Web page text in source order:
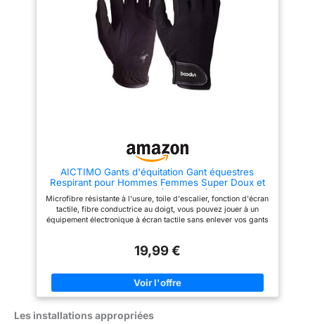
pratiques sont spécialement
adaptés aux petites mains des
enfants et faciles à saisir
Design coloré : Le coffre de
pansage est disponible dans
des couleurs vives qui plaisent
aux enfants, tels le violet et le
rose. Ainsi, le soin des chevaux
devient une activité variée,
garantissent une longue durée
résistants à l’usure et répondent
aux exigences quotidiennes
smartphones et des appareils
GPS sans retirer les gants.
FERMETURE DU POIGNET
RÉGLABLE : Assure un
ajustement parfait pour un
confort maximal, minimisant les
distractions et permettant un
ajustement personnalisé. : Le
tissu respirant et évacuant
CONSTRUCTION DURABLE:
durables pour résister aux
rigueurs de la conduite en moto,
durables. Un design esthétique
ajoute du style à votre
équipement de conduite, vous
passion pour les motos avec
style. ADHÉRENCE OPTIMALE :
l'adhérence et le contrôle,
offrant confiance et stabilité
pendant les sorties. Résistance
AICTIMO Gants d'équitation Gant équestres
Respirant pour Hommes Femmes Super Doux et
Confortable (Noir, S/M)
Microfibre résistante à l'usure, toile d'escalier, fonction d'écran
tactile, fibre conductrice au doigt, vous pouvez jouer à un
équipement électronique à écran tactile sans enlever vos gants
et d'éviter de glisser Bretelles réglables au poignet, faciles à
22,8 cm | Il peut y avoir des erreurs dues à la mesure manuelle
19,99 €
Les installations appropriées